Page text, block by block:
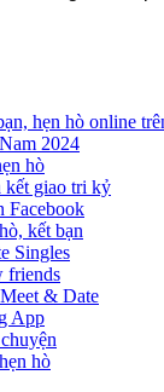
hẹn hò online
2024
hò
kết giao tri kỷ
Facebook
kết bạn
Singles
friends
& Date
App
hò